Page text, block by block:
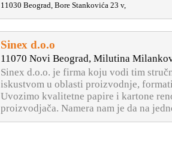
11030 Beograd, Bore Stankovića 23 v,
Sinex d.o.o
11070 Novi Beograd, Milutina
Sinex d.o.o. je firma koju vodi tim
iskustvom u oblasti proizvodnje,
Uvozimo kvalitetne papire i kartone
proizvodjača. Namera nam je da na